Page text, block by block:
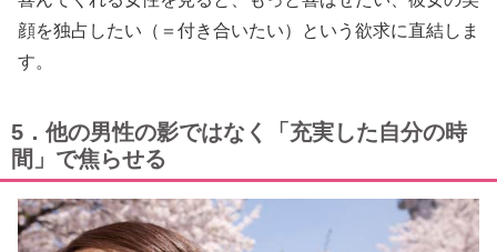
顔を独占したい（＝付き合いたい）という欲求に直結しま
す。
5．他の男性の影ではなく「充実した自分の時
間」で焦らせる